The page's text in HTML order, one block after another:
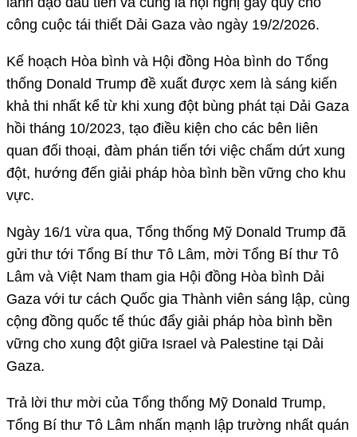
công cuộc tái thiết Dải Gaza vào ngày 19/2/2026.
Kế hoạch Hòa bình và Hội đồng Hòa bình do Tổng
thống Donald Trump đề xuất được xem là sáng kiến
khả thi nhất kể từ khi xung đột bùng phát tại Dải Gaza
hồi tháng 10/2023, tạo điều kiện cho các bên liên
quan đối thoại, đàm phán tiến tới việc chấm dứt xung
đột, hướng đến giải pháp hòa bình bền vững cho khu
vực.
Ngày 16/1 vừa qua, Tổng thống Mỹ Donald Trump đã
gửi thư tới Tổng Bí thư Tô Lâm, mời Tổng Bí thư Tô
Lâm và Việt Nam tham gia Hội đồng Hòa bình Dải
Gaza với tư cách Quốc gia Thành viên sáng lập, cùng
cộng đồng quốc tế thúc đẩy giải pháp hòa bình bền
vững cho xung đột giữa Israel và Palestine tại Dải
Gaza.
Trả lời thư mời của Tổng thống Mỹ Donald Trump,
Tổng Bí thư Tô Lâm nhấn mạnh lập trường nhất quán